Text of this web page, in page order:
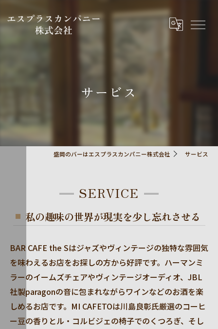
サービス
盛岡のバーはエスプラスカンパニー株式会社 サービス
SERVICE
私の趣味の世界が現実を少し忘れさせる
BAR CAFE the Sはジャズやヴィンテージの独特な雰囲気
を味わえるお店をお探しの方から好評です。ハーマンミ
ラーのイームズチェアやヴィンテージオーディオ、JBL
社製paragonの音に包まれながらワインなどのお酒を楽
しめるお店です。MI CAFETOは川島良彰氏厳選のコーヒ
ー豆の香りとル・コルビジェの椅子でのくつろぎ、そし